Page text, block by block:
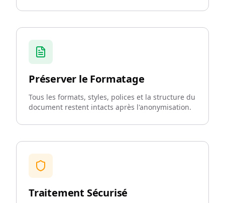
Préserver le Formatage
Tous les formats, styles, polices et la structure du
document restent intacts après l'anonymisation.
Traitement Sécurisé